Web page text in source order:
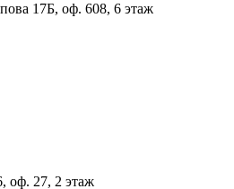
17Б, оф. 608, 6 этаж
оф. 27, 2 этаж